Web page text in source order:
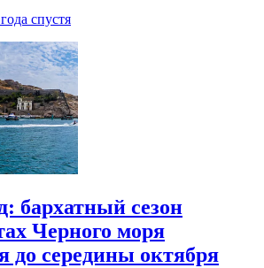
спустя
бархатный сезон
Черного моря
до середины октября